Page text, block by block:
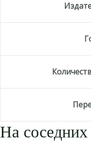
На соседних